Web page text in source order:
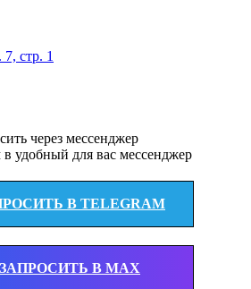
стр. 1
через мессенджер
удобный для вас мессенджер
В TELEGRAM
ЗАПРОСИТЬ В MAX